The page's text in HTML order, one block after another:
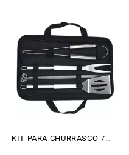
KIT PARA CHURRASCO 7